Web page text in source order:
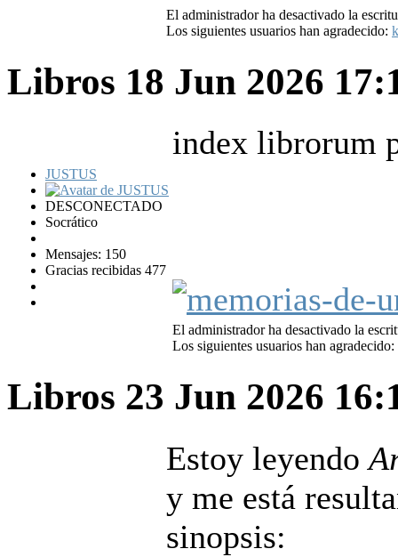
El administrador ha desactivado la
Los siguientes usuarios han agradecido:
Libros 18 Jun 2026
JUSTUS
DESCONECTADO
Socrático
Mensajes: 150
Gracias recibidas 477
index librorum
El administrador ha desactivado la
Los siguientes usuarios han agradecido:
Libros 23 Jun 2026
Estoy leyendo
y me está
sinopsis: